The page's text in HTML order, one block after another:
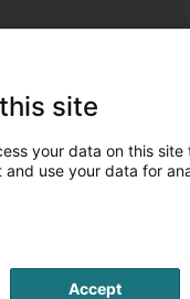
site
your data on this
use your data for
Accept